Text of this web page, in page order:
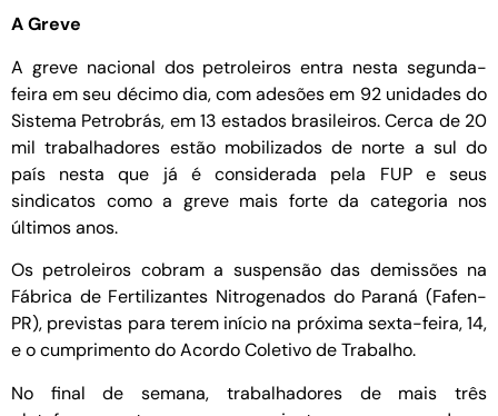
A Greve
A greve nacional dos petroleiros entra nesta segunda-
feira em seu décimo dia, com adesões em 92 unidades do
Sistema Petrobrás, em 13 estados brasileiros. Cerca de 20
mil trabalhadores estão mobilizados de norte a sul do
país nesta que já é considerada pela FUP e seus
sindicatos como a greve mais forte da categoria nos
últimos anos.
Os petroleiros cobram a suspensão das demissões na
Fábrica de Fertilizantes Nitrogenados do Paraná (Fafen-
PR), previstas para terem início na próxima sexta-feira, 14,
e o cumprimento do Acordo Coletivo de Trabalho.
No final de semana, trabalhadores de mais três